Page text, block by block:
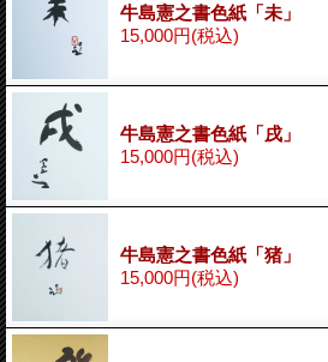
牛島憲之書色紙「未」
15,000円(税込)
牛島憲之書色紙「戌」
15,000円(税込)
牛島憲之書色紙「猪」
15,000円(税込)